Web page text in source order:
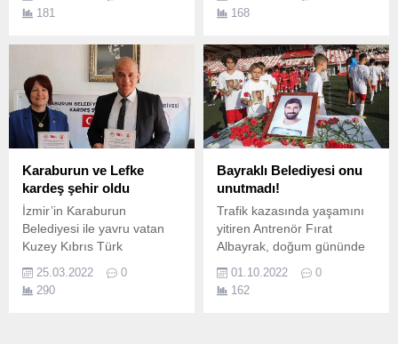
daha Karabük halkının
hizmetine sunuyor.
181
168
Karaburun ve Lefke
kardeş şehir oldu
İzmir’in Karaburun
Belediyesi ile yavru vatan
Kuzey Kıbrıs Türk
Belediyesi arasında Kardeş
Şehir Protokolü imzalandı.
25.03.2022
0
290
Bayraklı Belediyesi onu
unutmadı!
Trafik kazasında yaşamını
yitiren Antrenör Fırat
Albayrak, doğum gününde
kazasında hayatını
kaybeden Bayraklı
01.10.2022
0
162